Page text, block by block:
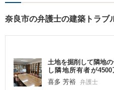
奈良市の弁護士の建築トラブ
土地を掘削して隣地
し隣地所有者が
が、理を説いて妥当な
喜多 芳裕 弁護士